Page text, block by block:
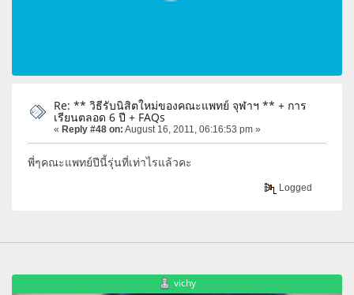
Re: ** วิธีรับนิสิตใหม่ของคณะแพทย์ จุฬาฯ ** + การ
เรียนตลอด 6 ปี + FAQs
« Reply #48 on: August 16, 2011, 06:16:53 pm »
พี่ๆคณะแพทย์ปีนี้รุ่นที่เท่าไรแล้วคะ
Logged
vichy